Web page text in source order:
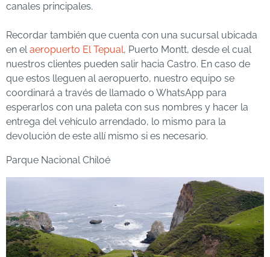
canales principales.
Recordar también que cuenta con una sucursal ubicada
en elaeropuerto El Tepual, Puerto Montt, desde el cual
nuestros clientes pueden salir hacia Castro. En caso de
que estos lleguen al aeropuerto, nuestro equipo se
coordinará a través de llamado o WhatsApp para
esperarlos con una paleta con sus nombres y hacer la
entrega del vehículo arrendado, lo mismo para la
devolución de este allí mismo si es necesario.
Parque Nacional Chiloé